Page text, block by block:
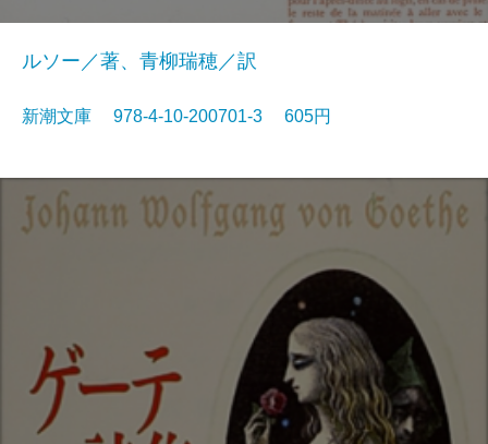
ルソー／著、青柳瑞穂／訳
新潮文庫 978-4-10-200701-3 605円